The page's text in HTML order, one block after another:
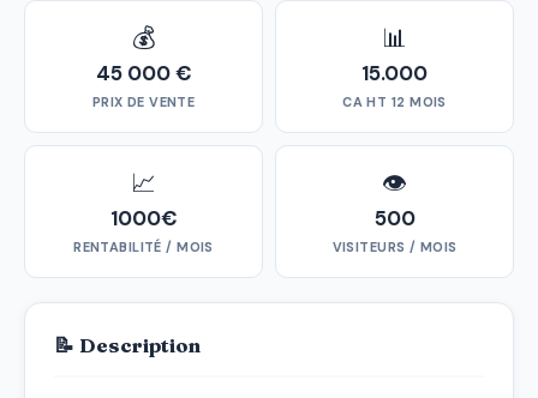
💰
45 000 €
PRIX DE VENTE
📊
15.000
CA HT 12 MOIS
📈
1000€
RENTABILITÉ / MOIS
👁
500
VISITEURS / MOIS
📝 Description